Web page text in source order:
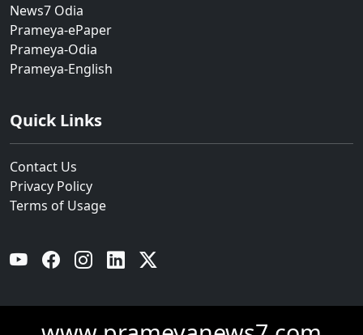
News7 Odia
Prameya-ePaper
Prameya-Odia
Prameya-English
Quick Links
Contact Us
Privacy Policy
Terms of Usage
YouTube Facebook Instagram Linkedin